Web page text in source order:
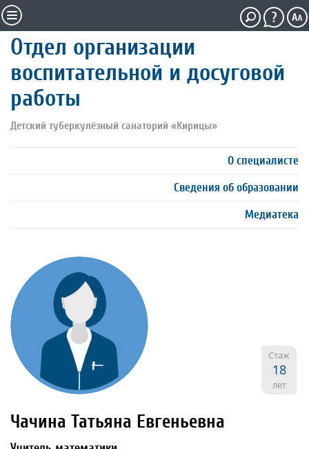
Отдел организации
воспитательной и досуговой
работы
Детский туберкулёзный санаторий «Кирицы»
О специалисте
Сведения об образовании
Медиатека
Стаж
18
лет
Чачина Татьяна Евгеньевна